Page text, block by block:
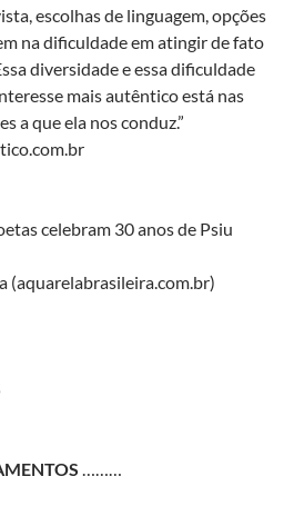
escolhas de linguagem, opções
na dificuldade em atingir de fato
diversidade e essa dificuldade
mais autêntico está nas
a que ela nos conduz.”
celebram 30 anos de Psiu
(aquarelabrasileira.com.br)
………